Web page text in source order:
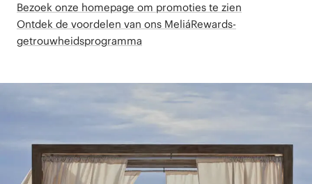
Bezoek onze homepage om promoties te zien
Ontdek de voordelen van ons MeliáRewards-
getrouwheidsprogramma